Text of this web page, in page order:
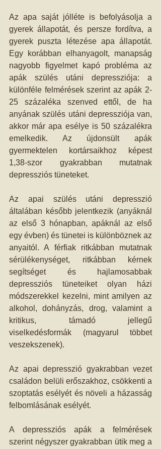
Az apa saját jólléte is befolyásolja a
gyerek állapotát, és persze fordítva, a
gyerek puszta létezése apa állapotát.
Egy korábban elhanyagolt, manapság
nagyobb figyelmet kapó probléma az
apák szülés utáni depressziója: a
különféle felmérések szerint az apák 2-
25 százaléka szenved ettől, de ha
anyának szülés utáni depressziója van,
akkor már apa esélye is 50 százalékra
emelkedik. Az újdonsült apák
gyermektelen kortársaikhoz képest
1,38-szor gyakrabban mutatnak
depressziós tüneteket.
Az apai szülés utáni depresszió
általában később jelentkezik (anyáknál
az első 3 hónapban, apáknál az első
egy évben) és tünetei is különböznek az
anyaitól. A férfiak ritkábban mutatnak
sérülékenységet, ritkábban kérnek
segítséget és hajlamosabbak
depressziós tüneteiket olyan házi
módszerekkel kezelni, mint amilyen az
alkohol, dohányzás, drog, valamint a
kritikus, támadó jellegű
viselkedésformák (magyarul többet
veszekszenek).
Az apai depresszió gyakrabban vezet
családon belüli erőszakhoz, csökkenti a
szoptatás esélyét és növeli a házasság
felbomlásának esélyét.
A depressziós apák a felmérések
szerint négyszer gyakrabban ütik meg a